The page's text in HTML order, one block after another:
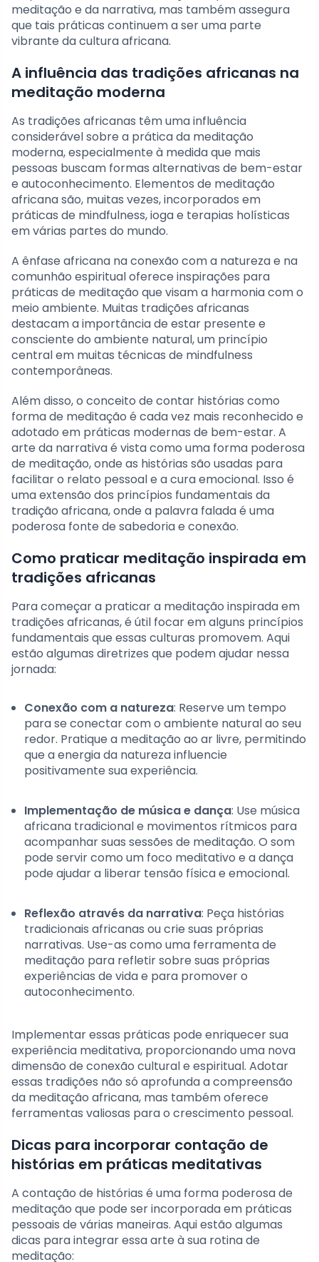
meditação e da narrativa, mas também assegura
que tais práticas continuem a ser uma parte
vibrante da cultura africana.
A influência das tradições africanas na
meditação moderna
As tradições africanas têm uma influência
considerável sobre a prática da meditação
moderna, especialmente à medida que mais
pessoas buscam formas alternativas de bem-estar
e autoconhecimento. Elementos de meditação
africana são, muitas vezes, incorporados em
práticas de mindfulness, ioga e terapias holísticas
em várias partes do mundo.
A ênfase africana na conexão com a natureza e na
comunhão espiritual oferece inspirações para
práticas de meditação que visam a harmonia com o
meio ambiente. Muitas tradições africanas
destacam a importância de estar presente e
consciente do ambiente natural, um princípio
central em muitas técnicas de mindfulness
contemporâneas.
Além disso, o conceito de contar histórias como
forma de meditação é cada vez mais reconhecido e
adotado em práticas modernas de bem-estar. A
arte da narrativa é vista como uma forma poderosa
de meditação, onde as histórias são usadas para
facilitar o relato pessoal e a cura emocional. Isso é
uma extensão dos princípios fundamentais da
tradição africana, onde a palavra falada é uma
poderosa fonte de sabedoria e conexão.
Como praticar meditação inspirada em
tradições africanas
Para começar a praticar a meditação inspirada em
tradições africanas, é útil focar em alguns princípios
fundamentais que essas culturas promovem. Aqui
estão algumas diretrizes que podem ajudar nessa
jornada:
Conexão com a natureza: Reserve um tempo
para se conectar com o ambiente natural ao seu
redor. Pratique a meditação ao ar livre, permitindo
que a energia da natureza influencie
positivamente sua experiência.
Implementação de música e dança: Use música
africana tradicional e movimentos rítmicos para
acompanhar suas sessões de meditação. O som
pode servir como um foco meditativo e a dança
pode ajudar a liberar tensão física e emocional.
Reflexão através da narrativa: Peça histórias
tradicionais africanas ou crie suas próprias
narrativas. Use-as como uma ferramenta de
meditação para refletir sobre suas próprias
experiências de vida e para promover o
autoconhecimento.
Implementar essas práticas pode enriquecer sua
experiência meditativa, proporcionando uma nova
dimensão de conexão cultural e espiritual. Adotar
essas tradições não só aprofunda a compreensão
da meditação africana, mas também oferece
ferramentas valiosas para o crescimento pessoal.
Dicas para incorporar contação de
histórias em práticas meditativas
A contação de histórias é uma forma poderosa de
meditação que pode ser incorporada em práticas
pessoais de várias maneiras. Aqui estão algumas
dicas para integrar essa arte à sua rotina de
meditação: